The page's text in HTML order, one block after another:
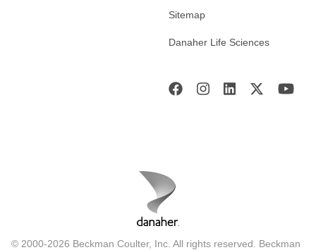
Sitemap
Danaher Life Sciences
© 2000-2026 Beckman Coulter, Inc. All rights reserved. Beckman